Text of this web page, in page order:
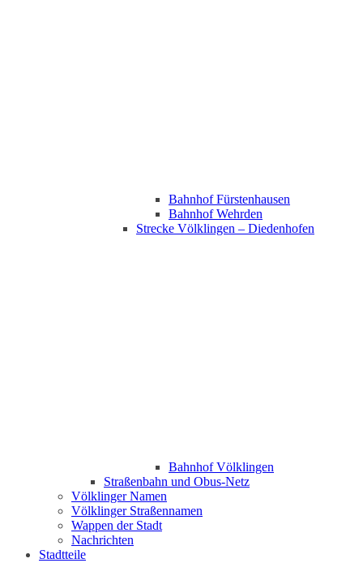
Bahnhof Fürstenhausen
Bahnhof Wehrden
Strecke Völklingen – Diedenhofen
Bahnhof Völklingen
Straßenbahn und Obus-Netz
Völklinger Namen
Völklinger Straßennamen
Wappen der Stadt
Nachrichten
Stadtteile